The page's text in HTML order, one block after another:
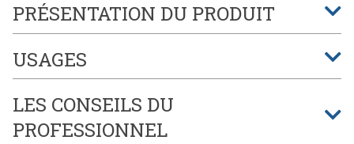
PRÉSENTATION DU PRODUIT
USAGES
LES CONSEILS DU
PROFESSIONNEL